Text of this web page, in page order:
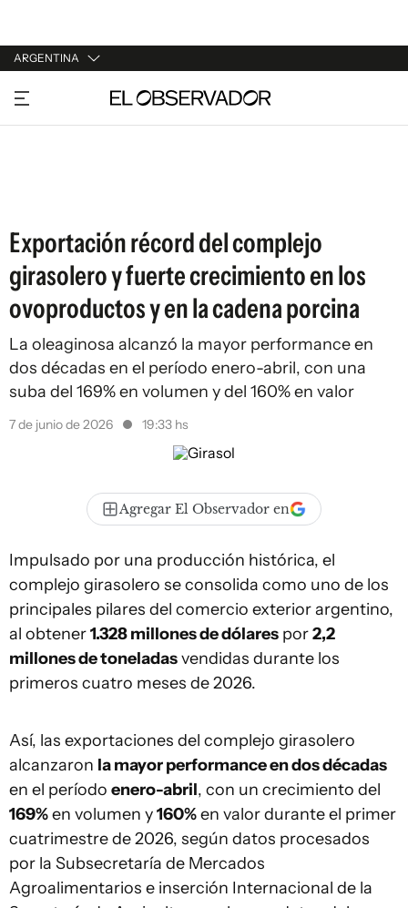
ARGENTINA
URUGUAY
ARGENTINA
Exportación récord del complejo
girasolero y fuerte crecimiento en los
ovoproductos y en la cadena porcina
La oleaginosa alcanzó la mayor performance en
dos décadas en el período enero-abril, con una
suba del 169% en volumen y del 160% en valor
7 de junio de 2026 19:33 hs
Agregar El Observador en
Impulsado por una producción histórica, el
complejo girasolero se consolida como uno de los
principales pilares del comercio exterior argentino,
al obtener1.328 millones de dólares por2,2
millones de toneladasvendidas durante los
primeros cuatro meses de 2026.
Así, las exportaciones del complejo girasolero
alcanzaron la mayor performance en dos décadas
en el período enero-abril, con un crecimiento del
169%en volumen y160%en valor durante el primer
cuatrimestre de 2026, según datos procesados
por la Subsecretaría de Mercados
Agroalimentarios e inserción Internacional de la